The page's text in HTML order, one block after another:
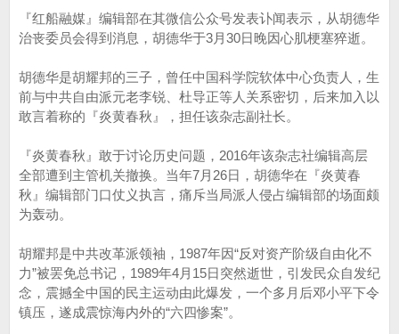
『红船融媒』编辑部在其微信公众号发表讣闻表示，从胡德华
治丧委员会得到消息，胡德华于3月30日晚因心肌梗塞猝逝。
胡德华是胡耀邦的三子，曾任中国科学院软体中心负责人，生
前与中共自由派元老李锐、杜导正等人关系密切，后来加入以
敢言着称的『炎黄春秋』，担任该杂志副社长。
『炎黄春秋』敢于讨论历史问题，2016年该杂志社编辑高层
全部遭到主管机关撤换。当年7月26日，胡德华在『炎黄春
秋』编辑部门口仗义执言，痛斥当局派人侵占编辑部的场面颇
为轰动。
胡耀邦是中共改革派领袖，1987年因“反对资产阶级自由化不
力”被罢免总书记，1989年4月15日突然逝世，引发民众自发纪
念，震撼全中国的民主运动由此爆发，一个多月后邓小平下令
镇压，遂成震惊海内外的“六四惨案”。